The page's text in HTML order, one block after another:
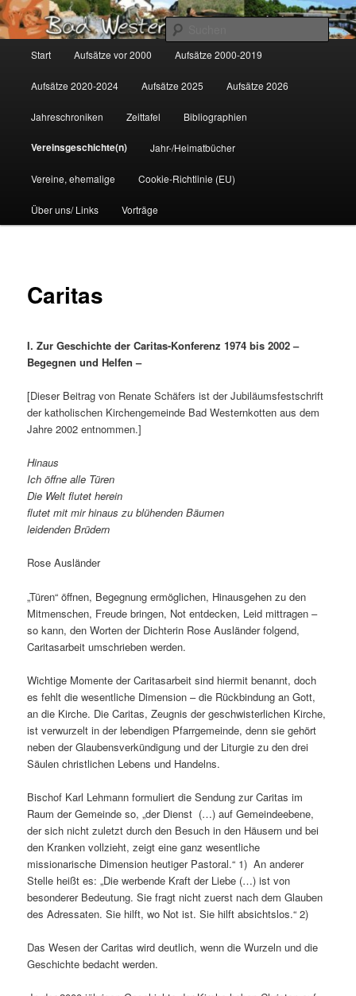
Zum
primären
Inhalt
springen
Gemeinsam für Bad Westernkotten
Start Aufsätze vor 2000 Aufsätze 2000-2019
Aufsätze 2020-2024 Aufsätze 2025 Aufsätze 2026
Jahreschroniken Zeittafel Bibliographien
Vereinsgeschichte(n) Jahr-/Heimatbücher
Vereine, ehemalige Cookie-Richtlinie (EU)
Über uns/ Links Vorträge
Caritas
I. Zur Geschichte der Caritas-Konferenz 1974 bis 2002 –
Begegnen und Helfen –
[Dieser Beitrag von Renate Schäfers ist der Jubiläumsfestschrift
der katholischen Kirchengemeinde Bad Westernkotten aus dem
Jahre 2002 entnommen.]
Hinaus
Ich öffne alle Türen
Die Welt flutet herein
flutet mit mir hinaus zu blühenden Bäumen
leidenden Brüdern
Rose Ausländer
„Türen“ öffnen, Begegnung ermöglichen, Hinausgehen zu den
Mitmenschen, Freude bringen, Not entdecken, Leid mittragen –
so kann, den Worten der Dichterin Rose Ausländer folgend,
Caritasarbeit umschrieben werden.
Wichtige Momente der Caritasarbeit sind hiermit benannt, doch
es fehlt die wesentliche Dimension – die Rückbindung an Gott,
an die Kirche. Die Caritas, Zeugnis der geschwisterlichen Kirche,
ist verwurzelt in der lebendigen Pfarrgemeinde, denn sie gehört
neben der Glaubensverkündigung und der Liturgie zu den drei
Säulen christlichen Lebens und Handelns.
Bischof Karl Lehmann formuliert die Sendung zur Caritas im
Raum der Gemeinde so, „der Dienst (…) auf Gemeindeebene,
der sich nicht zuletzt durch den Besuch in den Häusern und bei
den Kranken vollzieht, zeigt eine ganz wesentliche
missionarische Dimension heutiger Pastoral.“ 1) An anderer
Stelle heißt es: „Die werbende Kraft der Liebe (…) ist von
besonderer Bedeutung. Sie fragt nicht zuerst nach dem Glauben
des Adressaten. Sie hilft, wo Not ist. Sie hilft absichtslos.“ 2)
Das Wesen der Caritas wird deutlich, wenn die Wurzeln und die
Geschichte bedacht werden.